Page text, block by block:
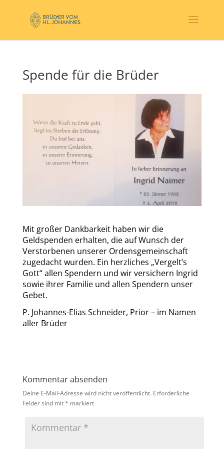
Spende für die Brüder
Mit großer Dankbarkeit haben wir die
Geldspenden erhalten, die auf Wunsch der
Verstorbenen unserer Ordensgemeinschaft
zugedacht wurden. Ein herzliches „Vergelt’s
Gott“ allen Spendern und wir versichern Ingrid
sowie ihrer Familie und allen Spendern unser
Gebet.
P. Johannes-Elias Schneider, Prior – im Namen
aller Brüder
Kommentar absenden
Deine E-Mail-Adresse wird nicht veröffentlicht. Erforderliche
Felder sind mit* markiert